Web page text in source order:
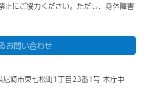
止にご協力ください。ただし、身体障害
お問い合わせ
崎市東七松町1丁目23番1号 本庁中